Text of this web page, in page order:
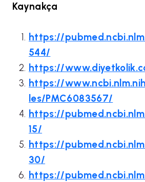
Kaynakça
https://
544/
https://
https://
les/PMC6083567/
https://
15/
https://
30/
https://